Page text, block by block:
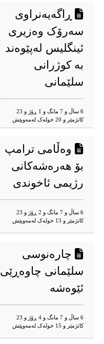
ڕاگەیەنراوی
سەرۆک وەزیری
ئینگلیس لەپێوەند
بە کوژرانی
سلێمانی
6 ساڵ و 7 مانگ و 1 ڕۆژ و 23
کاتژمێر و 20 خوله‌ک له‌مه‌وپێش‌
وەڵامی ترامپ
بۆ هەرەشەکانی
رژیمی ئاخوندی
6 ساڵ و 7 مانگ و 2 ڕۆژ و 23
کاتژمێر و 13 خوله‌ک له‌مه‌وپێش‌
چارەنوسی
سلێمانی چاوەڕێی
ئێوەشە
6 ساڵ و 7 مانگ و 4 ڕۆژ و 23
کاتژمێر و 15 خوله‌ک له‌مه‌وپێش‌